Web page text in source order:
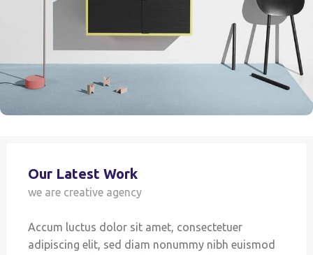
Our Latest Work
we are creative agency
Accum luctus dolor sit amet, consectetuer
adipiscing elit, sed diam nonummy nibh euismod